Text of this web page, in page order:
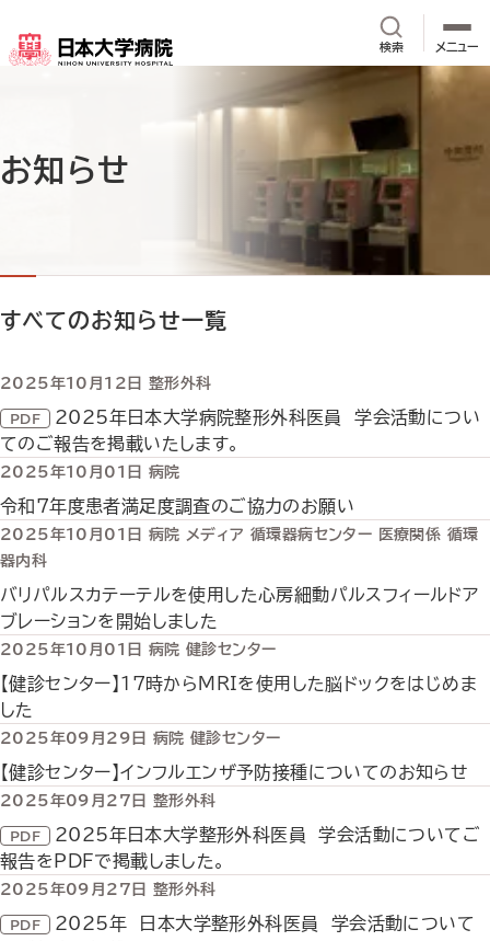
検索サイト内検
メニュー
お知らせ
すべてのお知らせ一覧
2025年10月12日 整形外科
2025年日本大学病院整形外科医員 学会活動につい
てのご報告を掲載いたします。
2025年10月01日 病院
令和7年度患者満足度調査のご協力のお願い
2025年10月01日 病院 メディア 循環器病センター 医療関係 循環
器内科
バリパルスカテーテルを使用した心房細動パルスフィールドア
ブレーションを開始しました
2025年10月01日 病院 健診センター
【健診センター】17時からMRIを使用した脳ドックをはじめま
した
2025年09月29日 病院 健診センター
【健診センター】インフルエンザ予防接種についてのお知らせ
2025年09月27日 整形外科
2025年日本大学整形外科医員 学会活動についてご
報告をPDFで掲載しました。
2025年09月27日 整形外科
2025年 日本大学整形外科医員 学会活動について